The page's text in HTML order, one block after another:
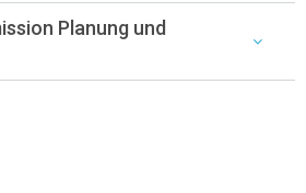
Planung und